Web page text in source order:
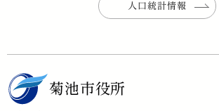
人口統計情報
菊池市役所